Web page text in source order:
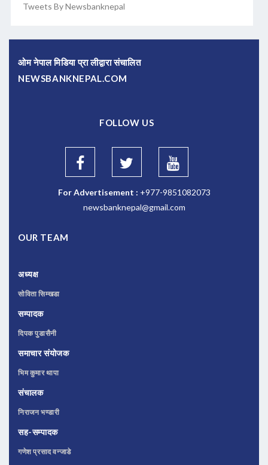
Tweets By Newsbanknepal
ओम नेपाल मिडिया प्रा लीद्वारा संचालित
NEWSBANKNEPAL.COM
FOLLOW US
For Advertisement : +977-9851082073
newsbanknepal@gmail.com
OUR TEAM
अध्यक्ष
सोविता सिम्खडा
सम्पादक
दिपक पुडासैनी
समाचार संयोजक
भिम कुमार थापा
संचालक
निराजन भण्डारी
सह-सम्पादक
गणेश प्रसाद वन्जाडे